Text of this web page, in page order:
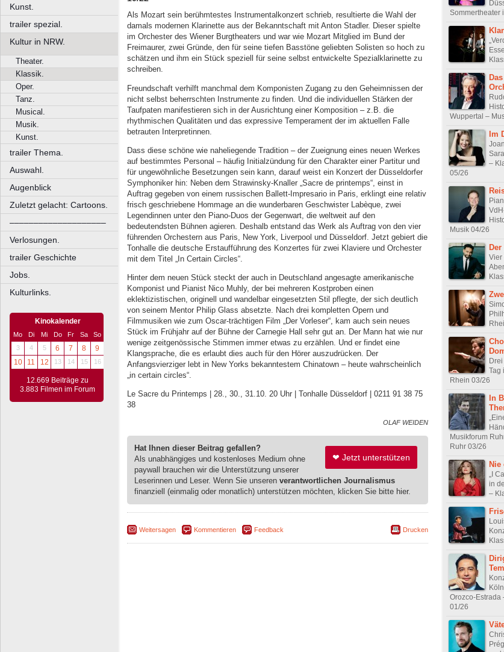
Kunst.
trailer spezial.
Kultur in NRW.
Theater.
Klassik.
Oper.
Tanz.
Musical.
Musik.
Kunst.
trailer Thema.
Auswahl.
Augenblick
Zuletzt gelacht: Cartoons.
––––––––––––––––––––
Verlosungen.
trailer Geschichte
Jobs.
Kulturlinks.
Kinokalender
Mo Di Mi Do Fr Sa
So
3
4 5 6 7 8
9
10
11 12 13 14 15 16
12.669 Beiträge zu
3.883 Filmen im Forum
Als Mozart sein berühmtestes Instrumentalkonzert schrieb, resultierte die Wahl der
damals modernen Klarinette aus der Bekanntschaft mit Anton Stadler. Dieser spielte
im Orchester des Wiener Burgtheaters und war wie Mozart Mitglied im Bund der
Freimaurer, zwei Gründe, den für seine tiefen Basstöne geliebten Solisten so hoch zu
schätzen und ihm ein Stück speziell für seine selbst entwickelte Spezialklarinette zu
schreiben.
Freundschaft verhilft manchmal dem Komponisten Zugang zu den Geheimnissen der
nicht selbst beherrschten Instrumente zu finden. Und die individuellen Stärken der
Taufpaten manifestieren sich in der Ausrichtung einer Komposition – z.B. die
rhythmischen Qualitäten und das expressive Temperament der im aktuellen Falle
betrauten Interpretinnen.
Dass diese schöne wie naheliegende Tradition – der Zueignung eines neuen Werkes
auf bestimmtes Personal – häufig Initialzündung für den Charakter einer Partitur und
für ungewöhnliche Besetzungen sein kann, darauf weist ein Konzert der Düsseldorfer
Symphoniker hin: Neben dem Strawinsky-Knaller „Sacre de printemps“, einst in
Auftrag gegeben von einem russischen Ballett-Impresario in Paris, erklingt eine relativ
frisch geschriebene Hommage an die wunderbaren Geschwister Labèque, zwei
Legendinnen unter den Piano-Duos der Gegenwart, die weltweit auf den
bedeutendsten Bühnen agieren. Deshalb entstand das Werk als Auftrag von den vier
führenden Orchestern aus Paris, New York, Liverpool und Düsseldorf. Jetzt gebiert die
Tonhalle die deutsche Erstaufführung des Konzertes für zwei Klaviere und Orchester
mit dem Titel „In Certain Circles“.
Hinter dem neuen Stück steckt der auch in Deutschland angesagte amerikanische
Komponist und Pianist Nico Muhly, der bei mehreren Kostproben einen
eklektizistischen, originell und wandelbar eingesetzten Stil pflegte, der sich deutlich
von seinem Mentor Philip Glass absetzte. Nach drei kompletten Opern und
Filmmusiken wie zum Oscar-trächtigen Film „Der Vorleser“, kam auch sein neues
Stück im Frühjahr auf der Bühne der Carnegie Hall sehr gut an. Der Mann hat wie nur
wenige zeitgenössische Stimmen immer etwas zu erzählen. Und er findet eine
Klangsprache, die es erlaubt dies auch für den Hörer auszudrücken. Der
Anfangsvierziger lebt in New Yorks bekanntestem Chinatown – heute wahrscheinlich
„in certain circles“.
Le Sacre du Printemps | 28., 30., 31.10. 20 Uhr | Tonhalle Düsseldorf | 0211 91 38 75
38
OLAF WEIDEN
❤ Jetzt unterstützen
Hat Ihnen dieser Beitrag gefallen?
Als unabhängiges und kostenloses Medium ohne
paywall brauchen wir die Unterstützung unserer
Leserinnen und Leser. Wenn Sie unseren verantwortlichen Journalismus
finanziell (einmalig oder monatlich) unterstützen möchten, klicken Sie bitte hier.
Weitersagen Kommentieren Feedback Drucken
Sommertheater
Wuppertal –
Im
–
05/26
Musik 04/26
Vier
Tag
Rhein 03/26
In
Musikforum
Ruhr 03/26
Nie
„I
in
–
Orozco-Estrada
01/26